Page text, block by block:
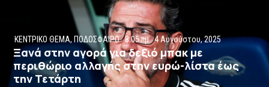
ΚΕΝΤΡΙΚΟ ΘΕΜΑ,ΠΟΔΟΣΦΑΙΡΟ 8:05 πμ 4 Αυγούστου, 2025
Ξανά στην αγορά για δεξιό μπακ με
περιθώριο αλλαγής στην ευρώ-λίστα έως
την Τετάρτη